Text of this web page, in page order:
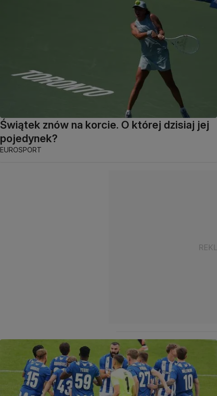
Świątek znów na korcie. O której dzisiaj jej
pojedynek?
EUROSPORT